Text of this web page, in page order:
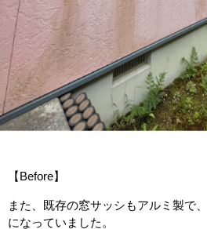
【Before】
また、既存の窓サッシもアルミ製で、
になっていました。